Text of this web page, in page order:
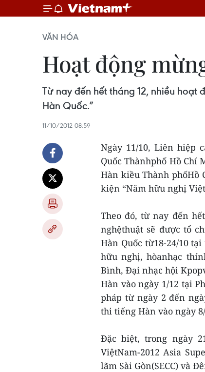
VĂN HÓA
Hoạt động
Từ nay đến hết tháng 12, nhiều
Hàn Quốc.”
11/10/2012 08:59
Ngày 11/10, Liên hiệp
Quốc Thànhphố Hồ Chí
Hàn kiều Thành phốHồ
kiện “Năm hữu nghị
Theo đó, từ nay đến
nghệthuật sẽ được tổ
Hàn Quốc từ18-24/10
hữu nghị, hòanhạc
Bình, Đại nhạc hội
Hàn vào ngày 1/12 tại
pháp từ ngày 2 đến
thi tiếng Hàn vào ngày
Đặc biệt, trong ngày
ViệtNam-2012 Asia
lãm Sài Gòn(SECC) và